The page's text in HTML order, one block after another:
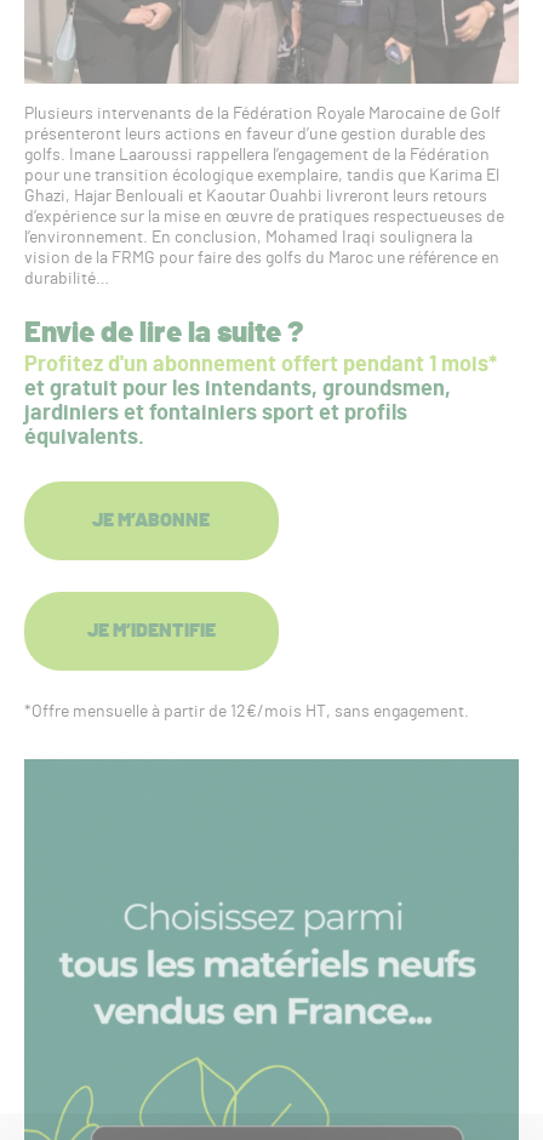
Plusieurs intervenants de la Fédération Royale Marocaine de Golf
présenteront leurs actions en faveur d’une gestion durable des
golfs. Imane Laaroussi rappellera l’engagement de la Fédération
pour une transition écologique exemplaire, tandis que Karima El
Ghazi, Hajar Benlouali et Kaoutar Ouahbi livreront leurs retours
d’expérience sur la mise en œuvre de pratiques respectueuses de
l’environnement. En conclusion, Mohamed Iraqi soulignera la
vision de la FRMG pour faire des golfs du Maroc une référence en
durabilité…
Envie de lire la suite ?
Profitez d'un abonnement offert pendant 1 mois*
et gratuit pour les intendants, groundsmen,
jardiniers et fontainiers sport et profils
équivalents.
JE M’ABONNE
JE M’IDENTIFIE
*Offre mensuelle à partir de 12€/mois HT, sans engagement.